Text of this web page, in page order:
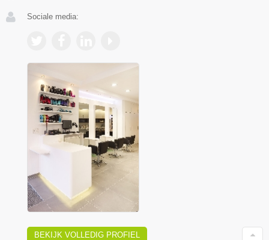
Sociale media:
BEKIJK VOLLEDIG PROFIEL